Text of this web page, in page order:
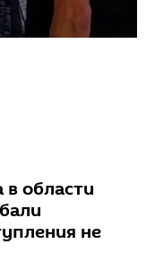
области
не